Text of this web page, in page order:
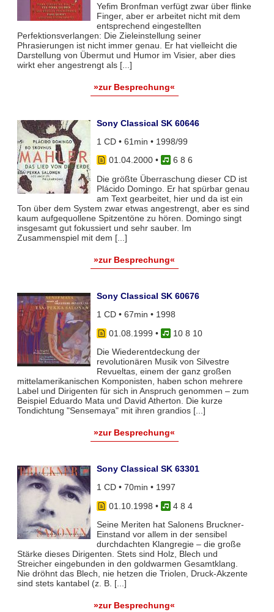
Yefim Bronfman verfügt zwar über flinke
Finger, aber er arbeitet nicht mit dem
entsprechend eingestellten
Perfektionsverlangen: Die Zieleinstellung seiner
Phrasierungen ist nicht immer genau. Er hat vielleicht die
Darstellung von Übermut und Humor im Visier, aber dies
wirkt eher angestrengt als [...]
»zur Besprechung«
Sony Classical SK 60646
1 CD • 61min • 1998/99
01.04.2000•
6 8 6
Die größte Überraschung dieser CD ist
Plácido Domingo. Er hat spürbar genau
am Text gearbeitet, hier und da ist ein
Ton über dem System zwar etwas angestrengt, aber es sind
kaum aufgequollene Spitzentöne zu hören. Domingo singt
insgesamt gut fokussiert und sehr sauber. Im
Zusammenspiel mit dem [...]
»zur Besprechung«
Sony Classical SK 60676
1 CD • 67min • 1998
01.08.1999 •
10 8 10
Die Wiederentdeckung der
revolutionären Musik von Silvestre
Revueltas, einem der ganz großen
mittelamerikanischen Komponisten, haben schon mehrere
Label und Dirigenten für sich in Anspruch genommen – zum
Beispiel Eduardo Mata und David Atherton. Die kurze
Tondichtung "Sensemaya" mit ihren grandios [...]
»zur Besprechung«
Sony Classical SK 63301
1 CD • 70min • 1997
01.10.1998 •
4 8 4
Seine Meriten hat Salonens Bruckner-
Einstand vor allem in der sensibel
durchdachten Klangregie – die große
Stärke dieses Dirigenten. Stets sind Holz, Blech und
Streicher eingebunden in den goldwarmen Gesamtklang.
Nie dröhnt das Blech, nie hetzen die Triolen, Druck-Akzente
sind stets kantabel (z. B. [...]
»zur Besprechung«